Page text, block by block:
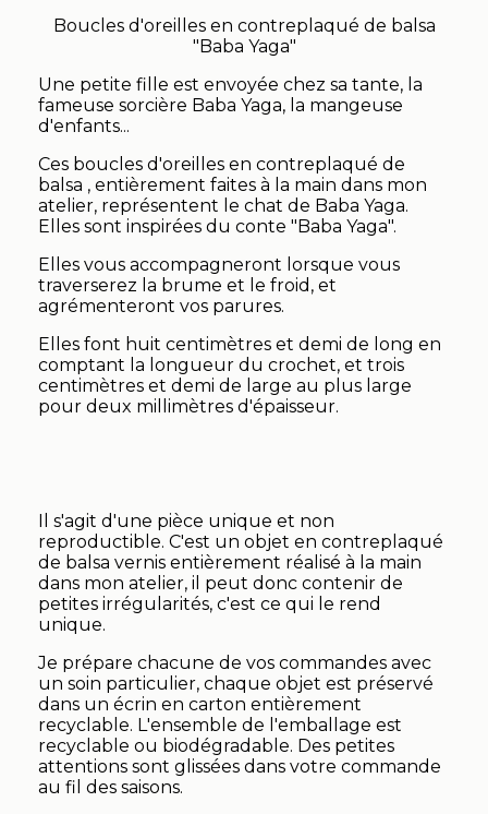
Boucles d'oreilles en contreplaqué de balsa
"Baba Yaga"
Une petite fille est envoyée chez sa tante, la
fameuse sorcière Baba Yaga, la mangeuse
d'enfants...
Ces boucles d'oreilles en contreplaqué de
balsa , entièrement faites à la main dans mon
atelier, représentent le chat de Baba Yaga.
Elles sont inspirées du conte "Baba Yaga".
Elles vous accompagneront lorsque vous
traverserez la brume et le froid, et
agrémenteront vos parures.
Elles font huit centimètres et demi de long en
comptant la longueur du crochet, et trois
centimètres et demi de large au plus large
pour deux millimètres d'épaisseur.
Il s'agit d'une pièce unique et non
reproductible. C'est un objet en contreplaqué
de balsa vernis entièrement réalisé à la main
dans mon atelier, il peut donc contenir de
petites irrégularités, c'est ce qui le rend
unique.
Je prépare chacune de vos commandes avec
un soin particulier, chaque objet est préservé
dans un écrin en carton entièrement
recyclable. L'ensemble de l'emballage est
recyclable ou biodégradable. Des petites
attentions sont glissées dans votre commande
au fil des saisons.